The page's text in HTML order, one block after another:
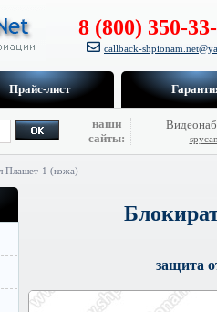
8 (800) 350-
callback-
Прайс-лист
наши
сайты:
Плашет-1 (кожа)
защита